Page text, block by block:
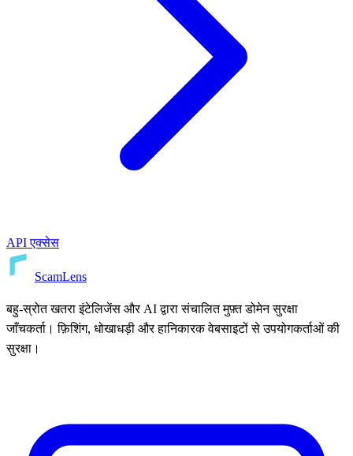
API एक्सेस
ScamLens
बहु-स्रोत खतरा इंटेलिजेंस और AI द्वारा संचालित मुफ़्त डोमेन सुरक्षा
जाँचकर्ता। फ़िशिंग, धोखाधड़ी और हानिकारक वेबसाइटों से उपयोगकर्ताओं की
सुरक्षा।